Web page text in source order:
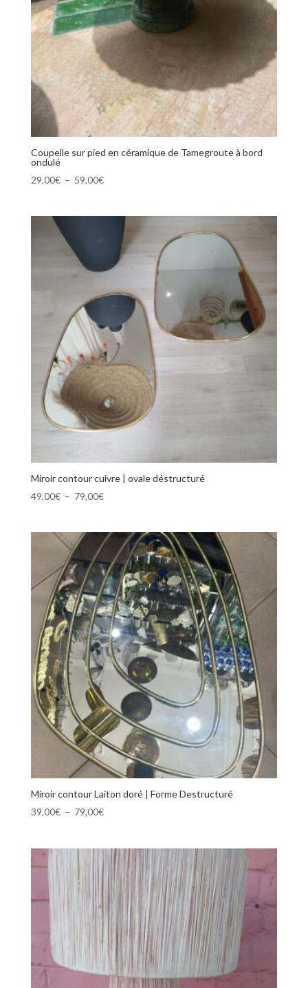
Coupelle sur pied en céramique de Tamegroute à bord
ondulé
29,00€ – 59,00€Plage
29,00€
59,00€
Miroir contour cuivre | ovale déstructuré
49,00€ – 79,00€Plage
49,00€
79,00€
Miroir contour Laiton doré | Forme Destructuré
39,00€ – 79,00€Plage
39,00€
79,00€